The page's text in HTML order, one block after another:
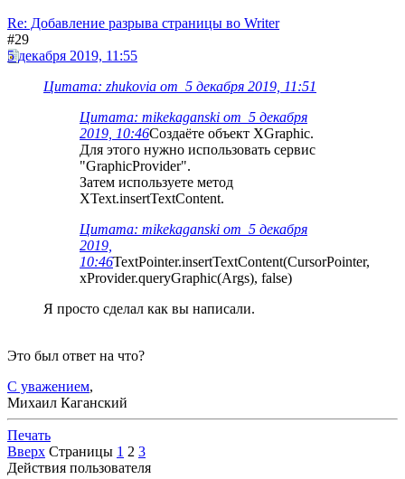
Re: Добавление разрыва страницы во Writer
#29
5 декабря 2019, 11:55
Цитата: zhukovia от 5 декабря 2019, 11:51
Цитата: mikekaganski от 5 декабря
2019, 10:46Создаёте объект XGraphic.
Для этого нужно использовать сервис
"GraphicProvider".
Затем используете метод
XText.insertTextContent.
Цитата: mikekaganski от 5 декабря
2019,
10:46TextPointer.insertTextContent(CursorPointer,
xProvider.queryGraphic(Args), false)
Я просто сделал как вы написали.
Это был ответ на что?
С уважением,
Михаил Каганский
Печать
Вверх Страницы 1 2 3
Действия пользователя